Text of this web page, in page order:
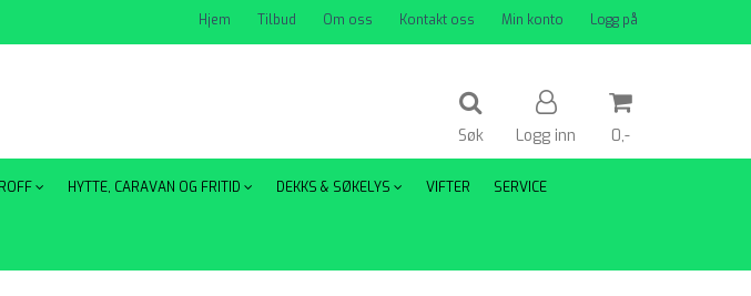
Hjem Tilbud Om oss Kontakt oss Min konto Logg på
Søk Logg inn 0,-
HYTTE, CARAVAN OG FRITID DEKKS & SØKELYS VIFTER SERVICE